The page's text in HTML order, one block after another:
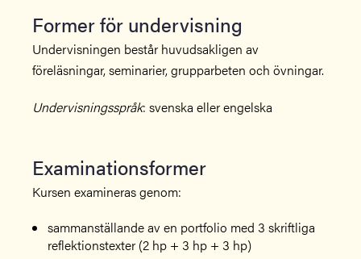
Former för undervisning
Undervisningen består huvudsakligen av
föreläsningar, seminarier, grupparbeten och övningar.
Undervisningsspråk: svenska eller engelska
Examinationsformer
Kursen examineras genom:
sammanställande av en portfolio med 3 skriftliga
reflektionstexter (2 hp + 3 hp + 3 hp)